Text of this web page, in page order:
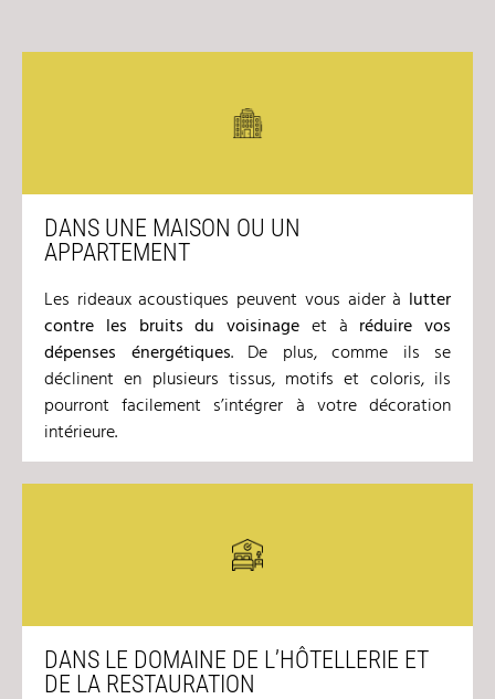
DANS UNE MAISON OU UN
APPARTEMENT
Les rideaux acoustiques peuvent vous aider à lutter
contre les bruits du voisinage et à réduire vos
dépenses énergétiques. De plus, comme ils se
déclinent en plusieurs tissus, motifs et coloris, ils
pourront facilement s’intégrer à votre décoration
intérieure.
DANS LE DOMAINE DE L’HÔTELLERIE ET
DE LA RESTAURATION